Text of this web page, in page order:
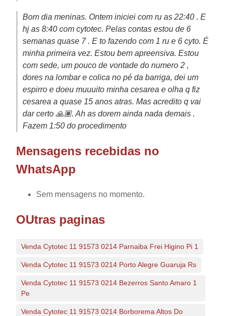
Bom dia meninas. Ontem iniciei com ru as 22:40 . E
hj as 8:40 com cytotec. Pelas contas estou de 6
semanas quase 7 . E to fazendo com 1 ru e 6 cyto. É
minha primeira vez. Estou bem apreensiva. Estou
com sede, um pouco de vontade do numero 2 ,
dores na lombar e colica no pé da barriga, dei um
espirro e doeu muuuito minha cesarea e olha q fiz
cesarea a quase 15 anos atras. Mas acredito q vai
dar certo 🙏🏽. Ah as dorem ainda nada demais .
Fazem 1:50 do procedimento
Mensagens recebidas no
WhatsApp
Sem mensagens no momento.
OUtras paginas
Venda Cytotec 11 91573 0214 Parnaiba Frei Higino Pi 1
Venda Cytotec 11 91573 0214 Porto Alegre Guaruja Rs
Venda Cytotec 11 91573 0214 Bezerros Santo Amaro 1
Pe
Venda Cytotec 11 91573 0214 Borborema Altos Do